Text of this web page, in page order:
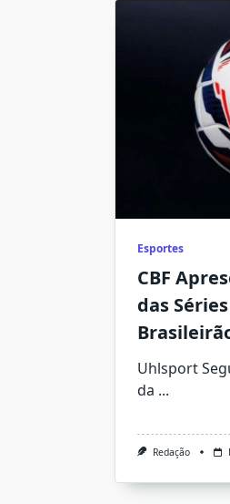
Esportes
CBF
das
Uhlsport
da ...
Redação